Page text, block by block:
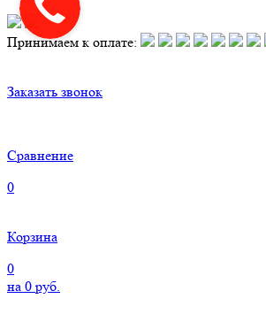
Принимаем к оплате:
Заказать звонок
Сравнение
0
Корзина
0
на 0 руб.